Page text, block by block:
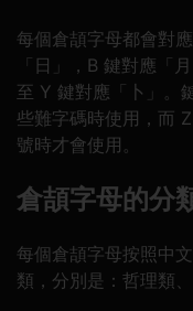
每個倉頡字母都會對
「日」，B 鍵對應「
至 Y 鍵對應「卜」。
些難字碼時使用，而
號時才會使用。
倉頡字母的分
每個倉頡字母按照中
類，分別是：哲理類